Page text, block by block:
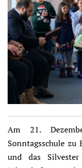
Am 21.
Sonntagsschule zu
und das